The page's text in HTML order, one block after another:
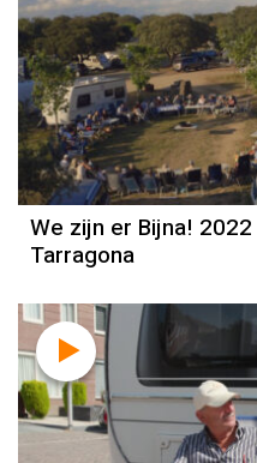
We zijn er Bijna!
Tarragona